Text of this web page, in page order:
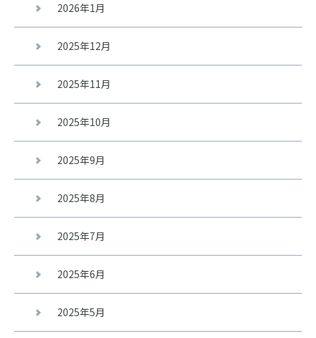
2026年1月
2025年12月
2025年11月
2025年10月
2025年9月
2025年8月
2025年7月
2025年6月
2025年5月